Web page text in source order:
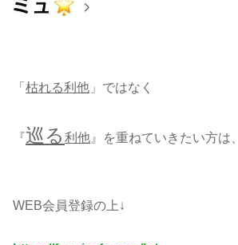
「 枯れる利他 」ではなく
『巡る 利他 』を重ねていきたい方は、
WEB会員登録の上↓